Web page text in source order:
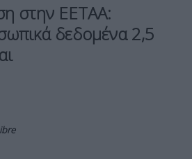
στην ΕΕΤΑΑ:
δεδομένα 2,5